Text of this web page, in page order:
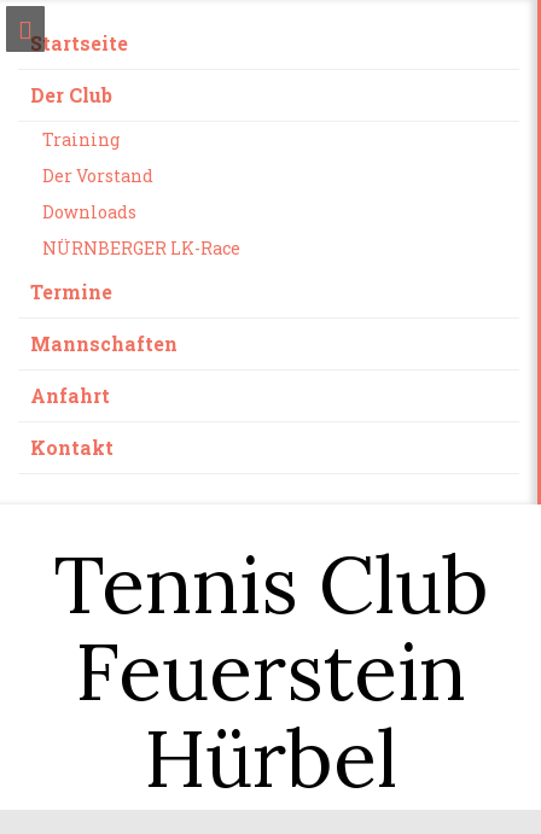
Startseite
Der Club
Training
Der Vorstand
Downloads
NÜRNBERGER LK-Race
Termine
Mannschaften
Anfahrt
Kontakt
Tennis Club
Feuerstein
Hürbel